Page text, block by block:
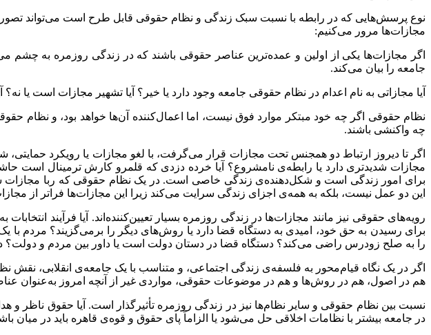
نوع پرسش‌هایی که در رابطه با نسبت سبک زندگی و نظام حقوقی قابل طرح است می‌تواند
مجازات‌ها مرور می‌کنیم:
اگر مجازات‌ها یکی از اولین و عمده‌ترین عناصر حقوقی باشند که در زندگی روزمره به چشم
جامعه را بیان می‌کند.
آیا مجازاتی به نام اعدام در نظام حقوقی جامعه وجود دارد یا خیر؟ آیا تشهیر مجازات است
نظام حقوقی اگر چه خود مبتکر موارد فوق نیست، اما اعمال‌کننده آن‌ها خواهد بود، و نظام
چه واکنشی باشند.
اگر تا دیروز ارتباط دو همجنس تحت مجازات قرار می‌گرفت، با لغو مجازات یا رویکرد
مجازات شدیدتری دارد یا رابطه‌ی نامشروع؟ آیا خرده‌ دزدی که قلمرو کارش ترمینال است
برای امور زندگی است و شکل‌دهنده‌ی زندگی خاصی است. در یک نظام حقوقی که ربا مجازات
این دو عمل نیست، بلکه به همه‌ی اجزای زندگی سرایت می‌کند زیرا این مجازات‌ها فراتر از
رویه‌های حقوقی نیز مانند مجازات‌ها در زندگی روزمره بسیار تعیین‌کننده‌اند. آیا فرآیند
برای رسیدن به حق خود، امیدی به دستگاه قضا دارد یا روش‌های دیگر را برمی‌گزیند؟ مردم با
را به صلح زودرس راضی می‌کند؟ دستگاه قضا در دستان دولت است یا داور بین مردم و دولت؟
اگر در یک نگاه قیام‌محور به فلسفه‌ی زندگی اجتماعی، و متناسب با یک جامعه‌ی انقلابی، نقش
‌‌هم در اصول، هم در روش‌ها و هم در موضوعات حقوقی، مواردی غیر از آنچه امروز به‌عنوان
نسبت بین نظام حقوقی و سایر نظام‌ها نیز در زندگی روزمره تأثیرگذار است. آیا حقوق ناظر و
در جامعه بیشتر با نظامات اخلاقی حل می‌شود یا الزاماً پای حقوق و قوه‌ی قاهره باید در